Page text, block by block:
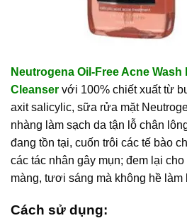
Neutrogena Oil-Free Acne Wash
Cleanser với 100% chiết xuất từ
axit salicylic, sữa rửa mặt
nhàng làm sạch da tận lỗ chân
đang tồn tại, cuốn trôi các tế bào
các tác nhân gây mụn; đem lại
màng, tươi sáng mà không hề làm
Cách sử dụng: